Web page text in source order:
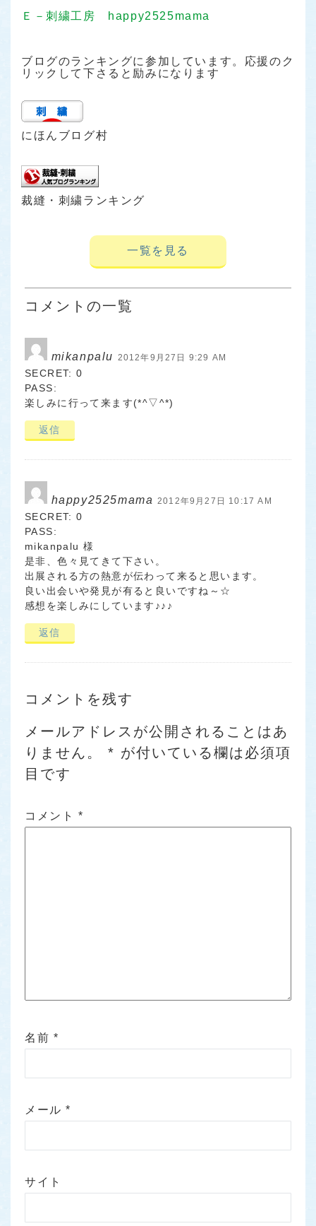
Ｅ－刺繍工房 happy2525mama
ブログのランキングに参加しています。応援のク
リックして下さると励みになります
にほんブログ村
裁縫・刺繍ランキング
一覧を見る
コメントの一覧
mikanpalu 2012年9月27日 9:29 AM
SECRET: 0
PASS:
楽しみに行って来ます(*^▽^*)
返信
happy2525mama 2012年9月27日 10:17 AM
SECRET: 0
PASS:
mikanpalu 様
是非、色々見てきて下さい。
出展される方の熱意が伝わって来ると思います。
良い出会いや発見が有ると良いですね～☆
感想を楽しみにしています♪♪♪
返信
コメントを残す
メールアドレスが公開されることはあ
りません。
* が付いている欄は必須項
目です
コメント *
名前 *
メール*
サイト